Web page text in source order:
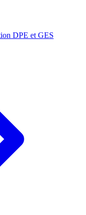
DPE et GES